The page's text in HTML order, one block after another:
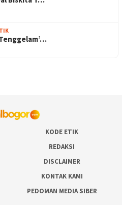
KODE ETIK
REDAKSI
DISCLAIMER
KONTAK KAMI
PEDOMAN MEDIA SIBER